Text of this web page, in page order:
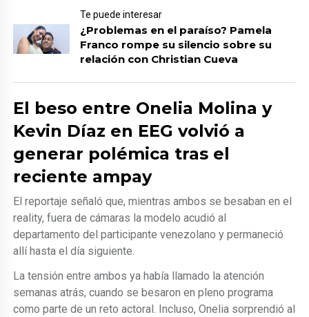
Te puede interesar
¿Problemas en el paraíso? Pamela
Franco rompe su silencio sobre su
relación con Christian Cueva
El beso entre Onelia Molina y
Kevin Díaz en EEG volvió a
generar polémica tras el
reciente ampay
El reportaje señaló que, mientras ambos se besaban en el
reality, fuera de cámaras la modelo acudió al
departamento del participante venezolano y permaneció
allí hasta el día siguiente.
La tensión entre ambos ya había llamado la atención
semanas atrás, cuando se besaron en pleno programa
como parte de un reto actoral. Incluso, Onelia sorprendió al